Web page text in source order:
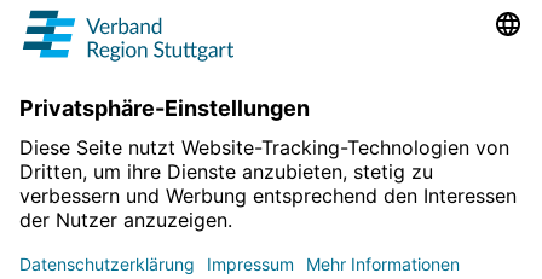
Sport und Kultur
Projekte & Programme
Informationen & Downloads
Geoinformation